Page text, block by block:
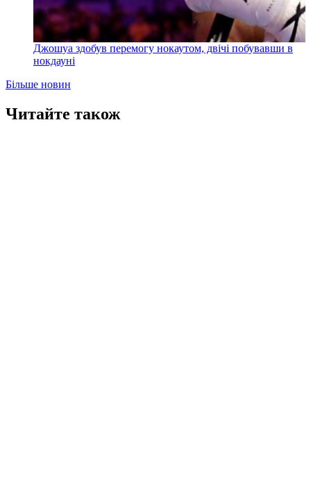
Джошуа здобув перемогу нокаутом, двічі побувавши в
нокдауні
Більше новин
Читайте також